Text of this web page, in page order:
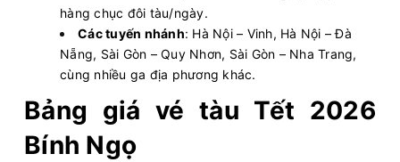
hàng chục đôi tàu/ngày.
Các tuyến nhánh: Hà Nội – Vinh, Hà Nội – Đà
Nẵng, Sài Gòn – Quy Nhơn, Sài Gòn – Nha Trang,
cùng nhiều ga địa phương khác.
Bảng giá vé tàu Tết 2026
Bính Ngọ